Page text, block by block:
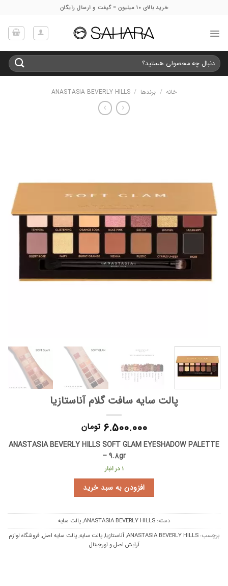
خرید بالای 10 میلیون = گیفت و ارسال رایگان
جستجو
برای:
خانه / برندها /
ANASTASIA BEVERLY HILLS
پالت سایه سافت گلام آناستازیا
۶.۵۰۰.۰۰۰ تومان
ANASTASIA BEVERLY HILLS SOFT GLAM EYESHADOW PALETTE
– 9.8gr
1 در انبار
افزودن به سبد خرید
دسته:ANASTASIA BEVERLY HILLS
,پالت سایه
برچسب:ANASTASIA BEVERLY HILLS
,آناستازیا,پالت سایه,پالت سایه اصل, فروشگاه لوازم
آرایش اصل و اورجینال